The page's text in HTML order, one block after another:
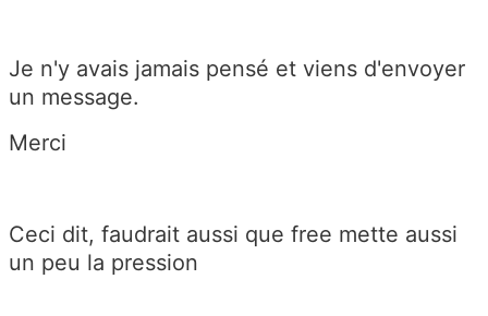
Je n'y avais jamais pensé et viens d'envoyer
un message.
Merci
Ceci dit, faudrait aussi que free mette aussi
un peu la pression